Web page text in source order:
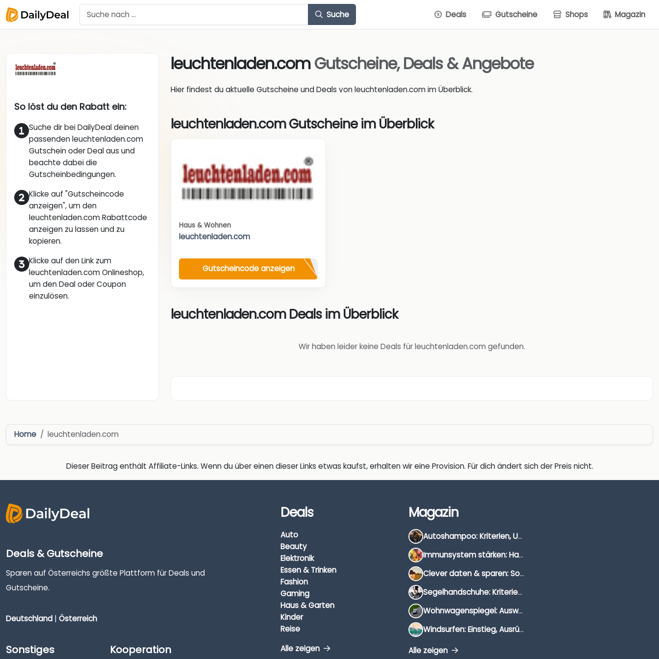
Suche Deals Gutscheine Shops Magazin
So löst du den Rabatt ein:
Suche dir bei DailyDeal deinen
passenden leuchtenladen.com
Gutschein oder Deal aus und
beachte dabei die
Gutscheinbedingungen.
Klicke auf "Gutscheincode
anzeigen", um den
leuchtenladen.com Rabattcode
anzeigen zu lassen und zu
kopieren.
Klicke auf den Link zum
leuchtenladen.com Onlineshop,
um den Deal oder Coupon
einzulösen.
leuchtenladen.comGutscheine, Deals & Angebote
Hier findest du aktuelle Gutscheine und Deals von leuchtenladen.com im Überblick.
leuchtenladen.com Gutscheine im Überblick
Haus & Wohnen
leuchtenladen.com
Gutscheincode anzeigen
leuchtenladen.com Deals im Überblick
Wir haben leider keine Deals für leuchtenladen.com gefunden.
Home leuchtenladen.com
Dieser Beitrag enthält Affiliate-Links. Wenn du über einen dieser Links etwas kaufst, erhalten wir eine Provision. Für dich ändert sich der Preis nicht.
Deals & Gutscheine
Sparen auf Österreichs größte Plattform für Deals und
Gutscheine.
Deutschland | Österreich
Sonstiges Kooperation
Deals
Auto
Beauty
Elektronik
Essen & Trinken
Fashion
Gaming
Haus & Garten
Kinder
Reise
Alle zeigen
Magazin
Autoshampoo: Kriterien, Unterschiede & Anwendung
Immunsystem stärken: Hausmittel, Vitamine & Wissenswertes
Clever daten & sparen: So findest du die besten Deals für Dates und Unternehmungen
Segelhandschuhe: Kriterien, Materialien & Tipps
Wohnwagenspiegel: Auswahl, Preise & Montage
Windsurfen: Einstieg, Ausrüstung & Tipps
Alle zeigen